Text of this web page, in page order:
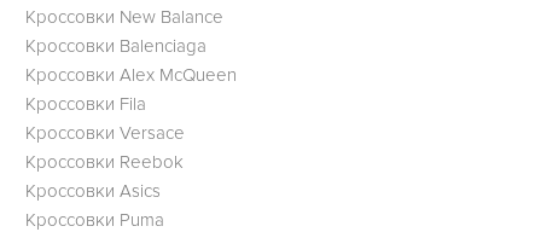
Кроссовки New Balance
Кроссовки Balenciaga
Кроссовки Alex McQueen
Кроссовки Fila
Кроссовки Versace
Кроссовки Reebok
Кроссовки Asics
Кроссовки Puma